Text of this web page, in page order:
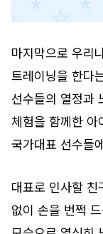
마지막으로 우리
트레이닝을 한다
선수들의 열정과
체험을 함께한 아
국가대표 선수들
대표로 인사할 친
없이 손을 번쩍